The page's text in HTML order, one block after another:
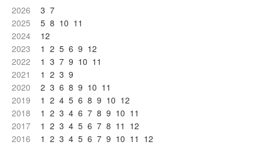
2026
3 7
2025
5 8 10 11
2024
12
2023
1 2 5 6 9 12
2022
1 3 7 9 10 11
2021
1 2 3 9
2020
2 3 6 8 9 10 11
2019
1 2 4 5 6 8 9 10 12
2018
1 2 3 4 6 7 8 9 10 11
2017
1 2 3 4 5 6 7 8 11 12
2016
1 2 3 4 5 6 7 9 10 11 12